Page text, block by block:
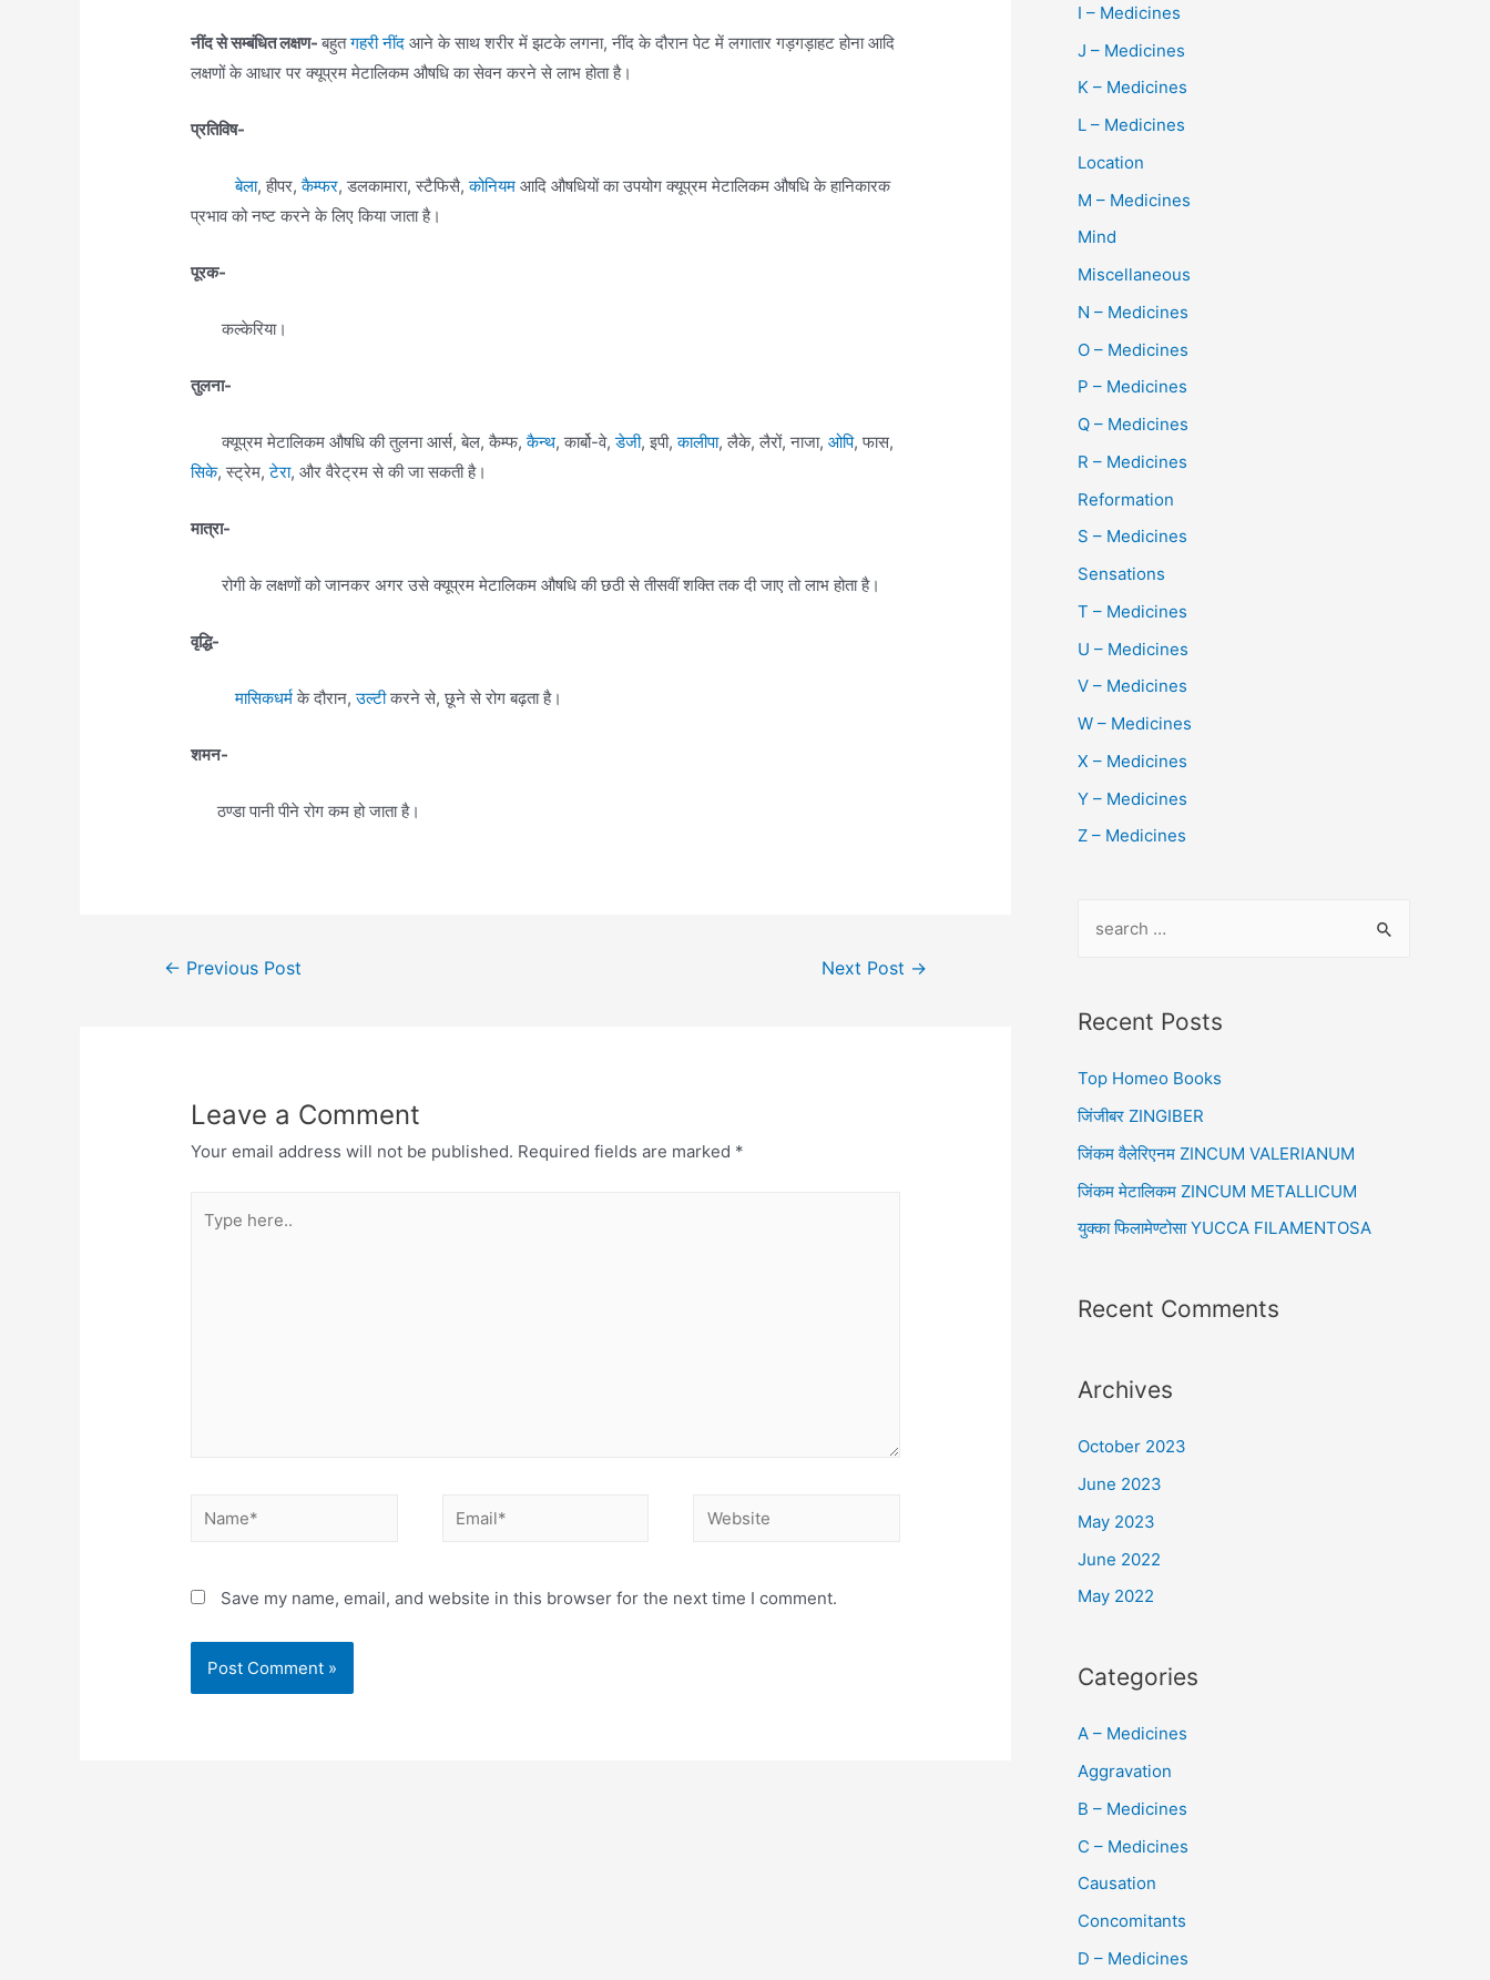
नींद से सम्बंधित लक्षण-बहुतगहरी नींद आने के साथ शरीर में झटके लगना, नींद के दौरान पेट में लगातार गड़गड़ाहट होना आदि
लक्षणों के आधार पर क्यूप्रम मेटालिकम औषधि का सेवन करने से लाभ होता है।
प्रतिविष-
बेला, हीपर,कैम्फर, डलकामारा, स्टैफिसै,कोनियमआदि औषधियों का उपयोग क्यूप्रम मेटालिकम औषधि के हानिकारक
प्रभाव को नष्ट करने के लिए किया जाता है।
पूरक-
कल्केरिया।
तुलना-
क्यूप्रम मेटालिकम औषधि की तुलना आर्स, बेल, कैम्फ,कैन्थ, कार्बो-वे,डेजी, इपी,कालीपा, लैके, लैरों, नाजा,ओपि, फास,
सिके, स्ट्रेम,टेरा, और वैरेट्रम से की जा सकती है।
मात्रा-
रोगी के लक्षणों को जानकर अगर उसे क्यूप्रम मेटालिकम औषधि की छठी से तीसवीं शक्ति तक दी जाए तो लाभ होता है।
वृद्धि-
मासिकधर्मके दौरान,उल्टीकरने से, छूने से रोग बढ़ता है।
शमन-
ठण्डा पानी पीने रोग कम हो जाता है।
Post← Previous Post Next Post →
Leave a Comment
Your email address will not be published. Required fields are marked *
here..
Name* Email* Website
Save my name, email, and website in this browser for the next time I comment.
I – Medicines
J – Medicines
K – Medicines
L – Medicines
Location
M – Medicines
Mind
Miscellaneous
N – Medicines
O – Medicines
P – Medicines
Q – Medicines
R – Medicines
Reformation
S – Medicines
Sensations
T – Medicines
U – Medicines
V – Medicines
W – Medicines
X – Medicines
Y – Medicines
Z – Medicines
r
h
f
o
r
Recent Posts
Top Homeo Books
जिंजीबर ZINGIBER
जिंकम वैलेरिएनम ZINCUM VALERIANUM
जिंकम मेटालिकम ZINCUM METALLICUM
युक्का फिलामेण्टोसा YUCCA FILAMENTOSA
Recent Comments
Archives
October 2023
June 2023
May 2023
June 2022
May 2022
Categories
A – Medicines
Aggravation
B – Medicines
C – Medicines
Causation
Concomitants
D – Medicines